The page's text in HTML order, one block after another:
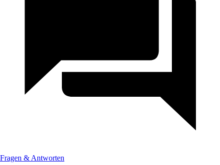
Fragen & Antworten